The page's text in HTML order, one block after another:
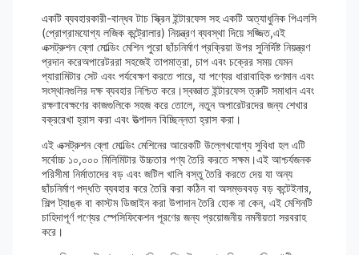
একটি ব্যবহারকারী-বান্ধব টাচ স্ক্রিন ইন্টারফেস সহ একটি অত্যাধুনিক পিএলসি
(প্রোগ্রামযোগ্য লজিক কন্ট্রোলার) নিয়ন্ত্রণ ব্যবস্থা দিয়ে সজ্জিত,এই
এক্সট্রুশন ব্লো মোল্ডিং মেশিন পুরো ছাঁচনির্মাণ প্রক্রিয়া উপর সুনির্দিষ্ট নিয়ন্ত্রণ
প্রদান করেঅপারেটররা সহজেই তাপমাত্রা, চাপ এবং চক্রের সময় যেমন
প্যারামিটার সেট এবং পর্যবেক্ষণ করতে পারে, যা পণ্যের ধারাবাহিক গুণমান এবং
সংস্থানগুলির দক্ষ ব্যবহার নিশ্চিত করে।স্বজ্ঞাত ইন্টারফেস ত্রুটি সমাধান এবং
রক্ষণাবেক্ষণের কাজগুলিকে সহজ করে তোলে, নতুন অপারেটরদের জন্য শেখার
বক্ররেখা হ্রাস করা এবং উত্পাদন বিচ্ছিন্নতা হ্রাস করা।
এই এক্সট্রুশন ব্লো মোল্ডিং মেশিনের আরেকটি উল্লেখযোগ্য সুবিধা হল এটি
সর্বোচ্চ ১০,০০০ মিলিমিটার উচ্চতার পণ্য তৈরি করতে সক্ষম।এই আশ্চর্যজনক
পরিসীমা নির্মাতাদের বড় এবং জটিল খালি বস্তু তৈরি করতে দেয় যা অন্য
ছাঁচনির্মাণ পদ্ধতি ব্যবহার করে তৈরি করা কঠিন বা অসম্ভববড় বড় কন্টেইনার,
শিল্প ট্যাঙ্ক বা কাস্টম ডিজাইন করা উপাদান তৈরি হোক না কেন, এই মেশিনটি
চাহিদাপূর্ণ পণ্যের স্পেসিফিকেশন পূরণের জন্য প্রয়োজনীয় নমনীয়তা সরবরাহ
করে।